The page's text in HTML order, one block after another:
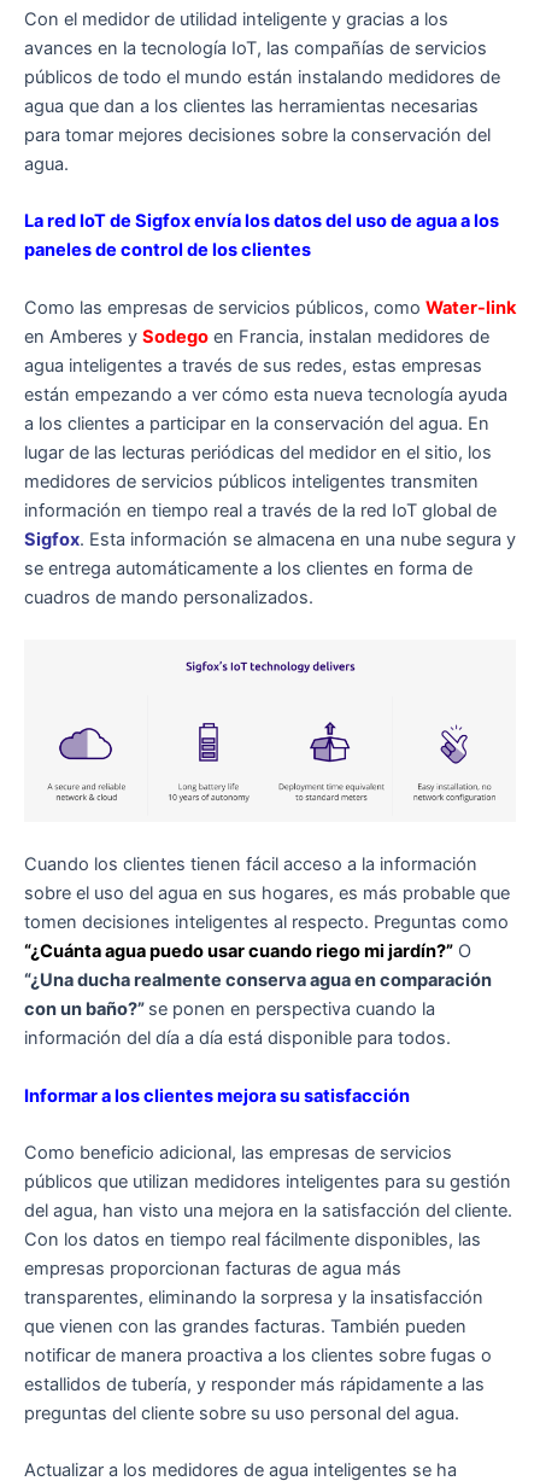
Con el medidor de utilidad inteligente y gracias a los
avances en la tecnología IoT, las compañías de servicios
públicos de todo el mundo están instalando medidores de
agua que dan a los clientes las herramientas necesarias
para tomar mejores decisiones sobre la conservación del
agua.
La red IoT de Sigfox envía los datos del uso de agua a los
paneles de control de los clientes
Como las empresas de servicios públicos, como Water-link
en Amberes y Sodego en Francia, instalan medidores de
agua inteligentes a través de sus redes, estas empresas
están empezando a ver cómo esta nueva tecnología ayuda
a los clientes a participar en la conservación del agua. En
lugar de las lecturas periódicas del medidor en el sitio, los
medidores de servicios públicos inteligentes transmiten
información en tiempo real a través de la red IoT global de
Sigfox. Esta información se almacena en una nube segura y
se entrega automáticamente a los clientes en forma de
cuadros de mando personalizados.
Cuando los clientes tienen fácil acceso a la información
sobre el uso del agua en sus hogares, es más probable que
tomen decisiones inteligentes al respecto. Preguntas como
“¿Cuánta agua puedo usar cuando riego mi jardín?” O
“¿Una ducha realmente conserva agua en comparación
con un baño?” se ponen en perspectiva cuando la
información del día a día está disponible para todos.
Informar a los clientes mejora su satisfacción
Como beneficio adicional, las empresas de servicios
públicos que utilizan medidores inteligentes para su gestión
del agua, han visto una mejora en la satisfacción del cliente.
Con los datos en tiempo real fácilmente disponibles, las
empresas proporcionan facturas de agua más
transparentes, eliminando la sorpresa y la insatisfacción
que vienen con las grandes facturas. También pueden
notificar de manera proactiva a los clientes sobre fugas o
estallidos de tubería, y responder más rápidamente a las
preguntas del cliente sobre su uso personal del agua.
Actualizar a los medidores de agua inteligentes se ha